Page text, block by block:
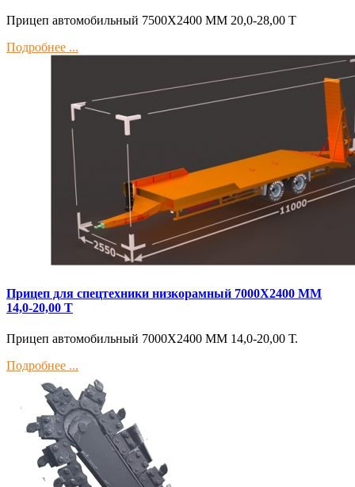
Прицеп автомобильный 7500Х2400 ММ 20,0-28,00 Т
Подробнее ...
Прицеп для спецтехники низкорамный 7000Х2400 ММ
14,0-20,00 Т
Прицеп автомобильный 7000Х2400 ММ 14,0-20,00 Т.
Подробнее ...